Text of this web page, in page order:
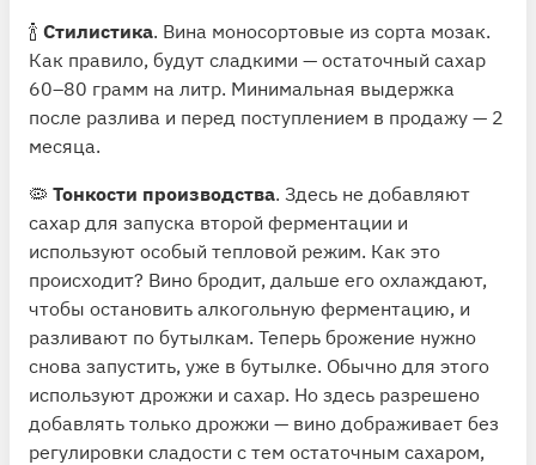
🍾 Стилистика. Вина моносортовые из сорта мозак.
Как правило, будут сладкими — остаточный сахар
60–80 грамм на литр. Минимальная выдержка
после разлива и перед поступлением в продажу — 2
месяца.
🦠 Тонкости производства. Здесь не добавляют
сахар для запуска второй ферментации и
используют особый тепловой режим. Как это
происходит? Вино бродит, дальше его охлаждают,
чтобы остановить алкогольную ферментацию, и
разливают по бутылкам. Теперь брожение нужно
снова запустить, уже в бутылке. Обычно для этого
используют дрожжи и сахар. Но здесь разрешено
добавлять только дрожжи — вино дображивает без
регулировки сладости с тем остаточным сахаром,